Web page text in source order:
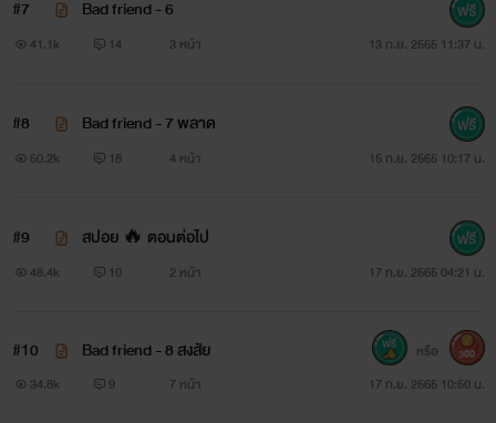
#7 Bad friend - 6
41.1k 14 3 หน้า 13 ก.ย. 2565 11:37 น.
#8 Bad friend - 7 พลาด
50.2k 18 4 หน้า 15 ก.ย. 2565 10:17 น.
#9 สปอย 🔥 ตอนต่อไป
48.4k 10 2 หน้า 17 ก.ย. 2565 04:21 น.
#10 Bad friend - 8 สงสัย
34.8k 9 7 หน้า 17 ก.ย. 2565 10:50 น.
หรือ 300